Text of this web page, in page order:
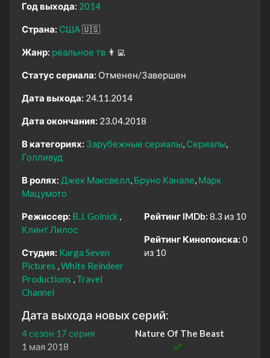
Год выхода: 2014
Страна: США🇺🇸
Жанр: реальное тв 👨‍💻
Статус сериала: Отменен/Завершен
Дата выхода: 24.11.2014
Дата окончания: 23.04.2018
В категориях: Зарубежные сериалы Сериалы
Голливуд
В ролях: Джек Максвелл Бруно Канале Марк
Мацумото
Режиссер: B.J. Golnick
Клинт Лилос
Студия: Karga Seven
Pictures White Reindeer
Productions
Travel
Channel
Рейтинг IMDb: 8.3 из 10
Рейтинг Кинопоиска: 0
из 10
Дата выхода новых серий:
4 сезон 17 серия
Nature Of The Beast
1 мая 2018